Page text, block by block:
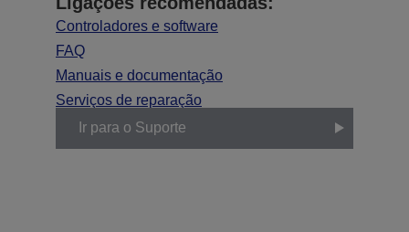
Controladores e software
FAQ
Manuais e documentação
Serviços de reparação
Ir para o Suporte